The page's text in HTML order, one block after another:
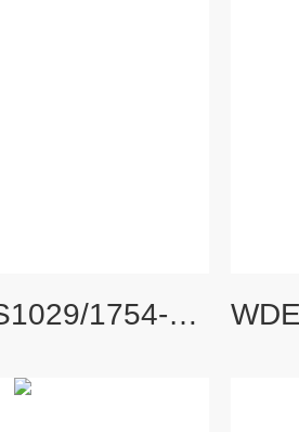
ZS22061A/S1029/1754-G24一手货源瑞士万福乐WANDFLUH截止阀